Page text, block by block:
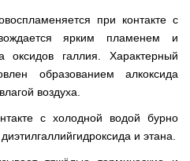
при контакте с
ярким пламенем и
оксидов галлия. Характерный
образованием алкоксида
воздуха.
с холодной водой бурно
и этана.